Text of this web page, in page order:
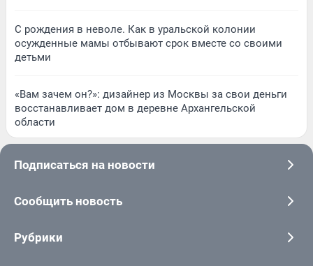
С рождения в неволе. Как в уральской колонии
осужденные мамы отбывают срок вместе со своими
детьми
«Вам зачем он?»: дизайнер из Москвы за свои деньги
восстанавливает дом в деревне Архангельской
области
Подписаться на новости
Сообщить новость
Рубрики